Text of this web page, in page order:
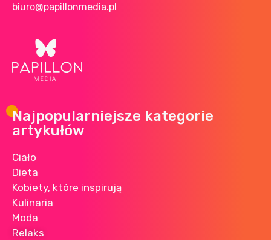
biuro@papillonmedia.pl
Najpopularniejsze kategorie
artykułów
Ciało
Dieta
Kobiety, które inspirują
Kulinaria
Moda
Relaks